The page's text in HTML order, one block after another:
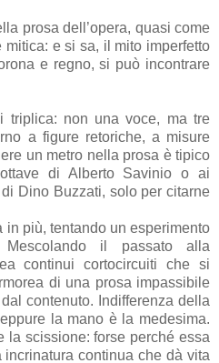
prosa dell’opera, quasi come
e si sa, il mito imperfetto
e regno, si può incontrare
triplica: non una voce, ma tre
a figure retoriche, a misure
un metro nella prosa è tipico
di Alberto Savinio o ai
Dino Buzzati, solo per citarne
in più, tentando un esperimento
Mescolando il passato alla
continui cortocircuiti che si
di una prosa impassibile
contenuto. Indifferenza della
la mano è la medesima.
la scissione: forse perché essa
continua che dà vita